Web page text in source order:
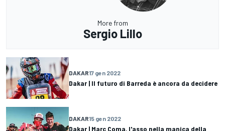
More from
Sergio Lillo
DAKAR17 gen 2022
Dakar | Il futuro di Barreda è ancora da decidere
DAKAR15 gen 2022
Dakar | Marc Coma, l'asso nella manica della